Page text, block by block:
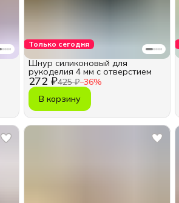
Только сегодня
272 ₽425 ₽−36%
Шнур силиконовый для
рукоделия 4 мм с отверстием
В корзину